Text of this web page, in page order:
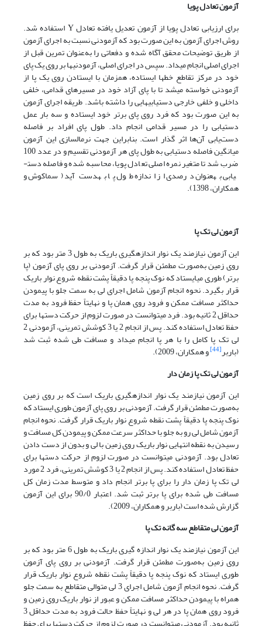
آزمون تعادل پویا
برای ارزیابی تعادل پویا از آزمون تعدیل یافته تعادل Y استفاده شد.
روش اجرای آزمون به این صورت بود که آزمودنی نسبت به اجرای آزمون
از طریق توضیحات محقق آگاه شده و دفعاتی را به‌عنوان تمرین قبل از
اجرای اصلی انجام می­داد. سپس در اجرای اصلی، آزمودنی­ها بر روی یک پای
خود در مرکز تقاطع خط­ها ایستاده، همزمان با ایستادن روی یک پا از
آزمودنی خواسته می­شد تا با پای آزاد خود در مسیرهای قدامی، خلفی
داخلی و خلفی خارجی دستیابی­هایی را داشته باشد. طریقه اجرای آزمون
به این صورت بود که فرد روی پای برتر خود ایستاده و سه بار عمل
دستیابی را در مسیر قدامی انجام داد. طول پای افراد بر فاصله
دست‌یابی آن‌ها اثر گذار است. بنابراین جهت نرمال­سازی این آزمون
میانگین فاصله دست­یابی به طول پای هر آزمودنی تقسیم و در عدد 100
ضرب شد تا متغیر نمره اصلی تعادل پویا، محاسبه شده و فاصله دست­
یابی به­عنوان درصدی از اندازه طول پا به­دست ­آید (سماکوش و
همکاران، 1398).
آزمون لی تک پا
این آزمون نیازمند یک نوار اندازه­گیری باریک به طول 3 متر بود که بر
روی زمین به‌صورت مطمئن قرار گرفت. آزمودنی بر روی پای آزمون (پا
برتر) طوری می­ایستاد که نوک پنجه پا دقیقاً پشت نقطه شروع نوار باریک
قرار بگیرد. نحوه انجام آزمون شامل اجرای لی به سمت جلو با پیمودن
حداکثر مسافت ممکن و فرود روی همان پا و نهایتاً حفظ فرود به مدت
حداقل 2 ثانیه بود. فرد می­توانست در صورت لزوم از حرکت دست­ها برای
حفظ تعادل استفاده کند. پس از انجام 2 یا 3 کوشش تمرینی، آزمودنی 2
لی تک پا کامل را با هر پا انجام می­داد و مسافت طی شده ثبت شد
(باربر[44]
و همکاران، 2009).
آزمون لی تک پا زمان دار
این آزمون نیازمند یک نوار اندازه­گیری باریک است که بر روی زمین
به‌صورت مطمئن قرار گرفت. آزمودنی بر روی پای آزمون طوری ­ایستاد که
نوک پنجه پا دقیقاً پشت نقطه شروع نوار باریک قرار ­گرفت. نحوه انجام
آزمون شامل لی رو به جلو با حداکثر سرعت ممکن و پیمودن کل مسافت و
رسیدن به نقطه انتهایی نوار باریک روی زمین با لی و بدون از دست دادن
تعادل بود. آزمودنی می­توانست در صورت لزوم از حرکت دست­ها برای
حفظ تعادل استفاده کند. پس از انجام 2 یا 3 کوشش تمرینی، فرد 2 مورد
لی تک پا زمان دار را برای پا برتر انجام داد و متوسط مدت زمان کل
مسافت طی شده برای پا برتر ثبت شد. اعتبار 90/0 برای این آزمون
گزارش شده است (باربر و همکاران، 2009).
آزمون لی متقاطع سه گانه تک پا
این آزمون نیازمند یک نوار اندازه گیری باریک به طول 6 متر بود که بر
روی زمین به‌صورت مطمئن قرار گرفت. آزمودنی بر روی پای آزمون
طوری ­ایستاد که نوک پنجه پا دقیقاً پشت نقطه شروع نوار باریک قرار
گرفت. نحوه انجام آزمون شامل اجرای 3 لی متوالی متقاطع به سمت جلو
همراه با پیمودن حداکثر مسافت ممکن و عبور از نوار باریک روی زمین و
فرود روی همان پا در هر لی و نهایتاً حفظ حالت فرود به مدت حداقل 3